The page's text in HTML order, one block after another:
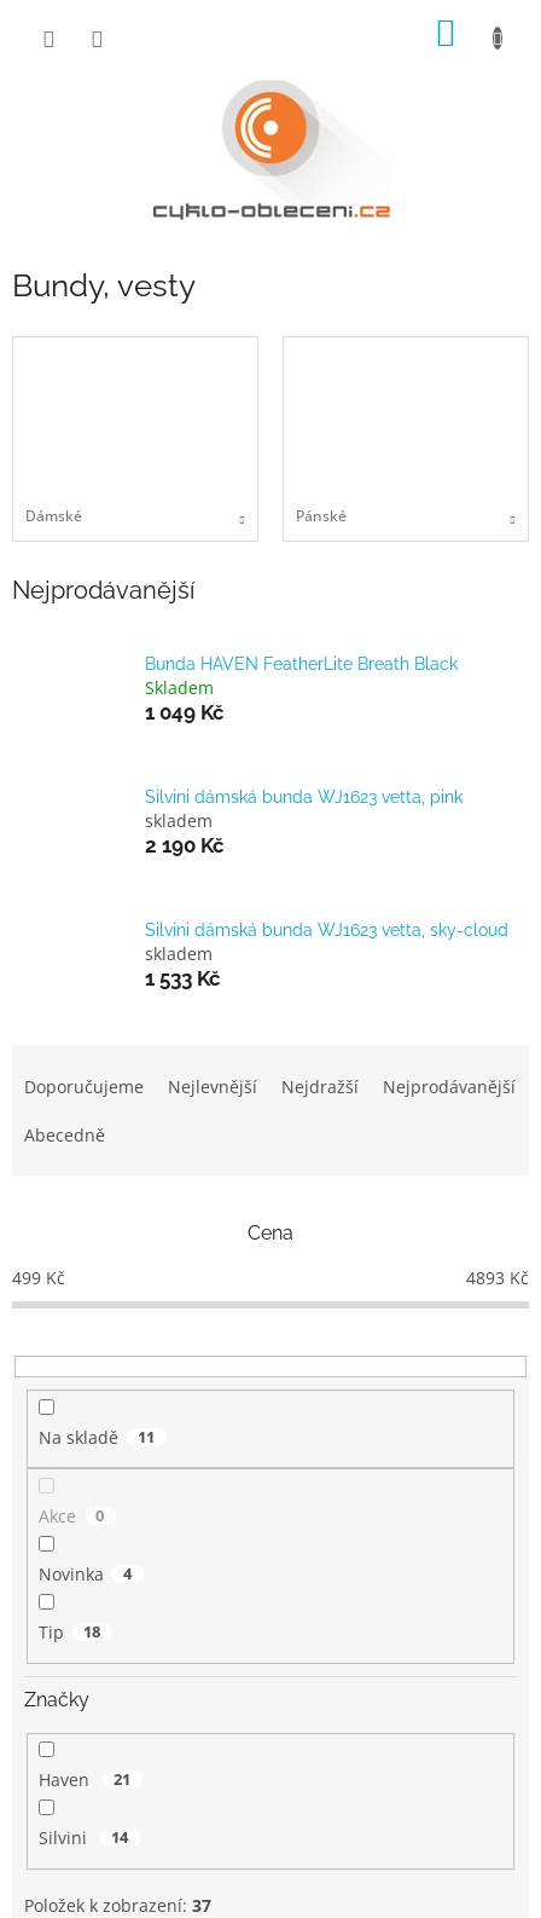
Bundy, vesty
Dámské Pánské
Nejprodávanější
Bunda HAVEN FeatherLite Breath Black
Skladem
1 049 Kč
Silvini dámská bunda WJ1623 vetta, pink
skladem
2 190 Kč
Silvini dámská bunda WJ1623 vetta, sky-cloud
skladem
1 533 Kč
e
o
d
k
t
Doporučujeme Nejlevnější Nejdražší Nejprodávanější
Abecedně
Cena
499 Kč 4893 Kč
Na skladě 11
Akce 0
Novinka 4
Tip 18
Značky
Haven 21
Silvini 14
Položek k zobrazení: 37